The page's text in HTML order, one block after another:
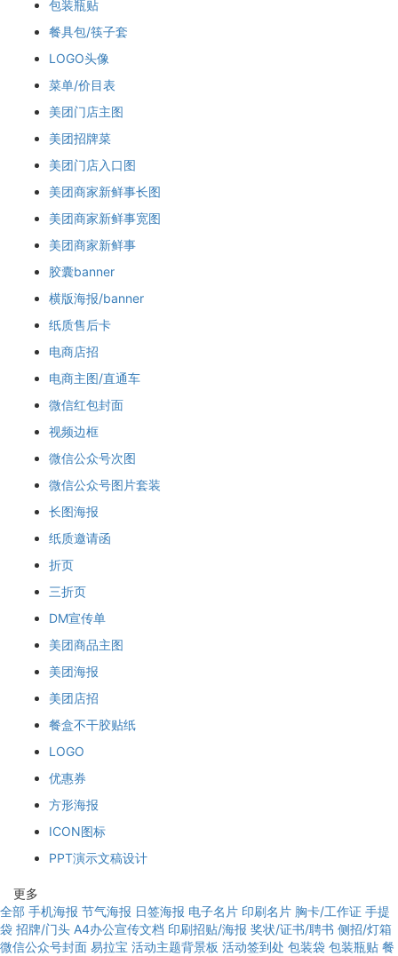
包装瓶贴
餐具包/筷子套
LOGO头像
菜单/价目表
美团门店主图
美团招牌菜
美团门店入口图
美团商家新鲜事长图
美团商家新鲜事宽图
美团商家新鲜事
胶囊banner
横版海报/banner
纸质售后卡
电商店招
电商主图/直通车
微信红包封面
视频边框
微信公众号次图
微信公众号图片套装
长图海报
纸质邀请函
折页
三折页
DM宣传单
美团商品主图
美团海报
美团店招
餐盒不干胶贴纸
LOGO
优惠券
方形海报
ICON图标
PPT演示文稿设计
更多
全部 手机海报 节气海报 日签海报 电子名片 印刷名片 胸卡/工作证 手提
袋 招牌/门头 A4办公宣传文档 印刷招贴/海报 奖状/证书/聘书 侧招/灯箱
微信公众号封面 易拉宝 活动主题背景板 活动签到处 包装袋 包装瓶贴 餐